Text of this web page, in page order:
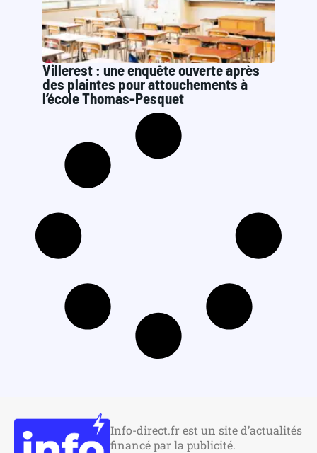
Villerest : une enquête ouverte après
des plaintes pour attouchements à
l’école Thomas-Pesquet
Info-direct.fr est un site d’actualités
financé par la publicité.